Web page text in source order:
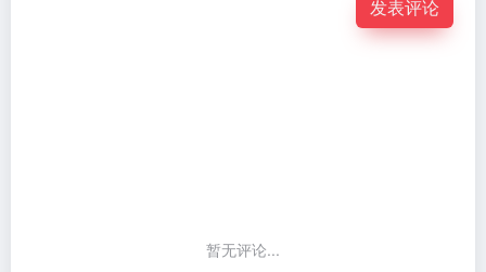
发表评论
暂无评论...